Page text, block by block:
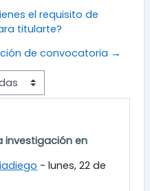
el requisito de
titularte?
de convocatoria →
investigación en
-lunes, 22 de